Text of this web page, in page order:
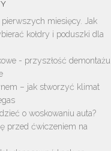
miesięcy. Jak
kołdry i poduszki dla
- przyszłość demontażu
– jak stworzyć klimat
o woskowaniu auta?
przed ćwiczeniem na